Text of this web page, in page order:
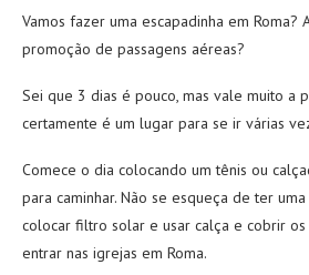
Vamos fazer uma escapadinha em Roma?
promoção de passagens aéreas?
Sei que 3 dias é pouco, mas vale muito a
certamente é um lugar para se ir várias
Comece o dia colocando um tênis ou
para caminhar. Não se esqueça de ter
colocar filtro solar e usar calça e cobrir
entrar nas igrejas em Roma.